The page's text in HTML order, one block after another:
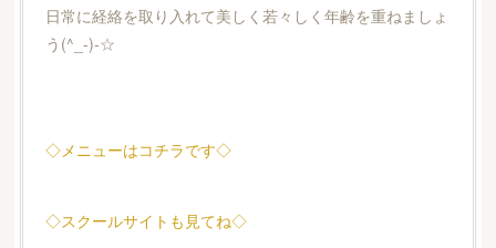
日常に経絡を取り入れて美しく若々しく年齢を重ねましょ
う(^_-)-☆
◇メニューはコチラです◇
◇スクールサイトも見てね◇